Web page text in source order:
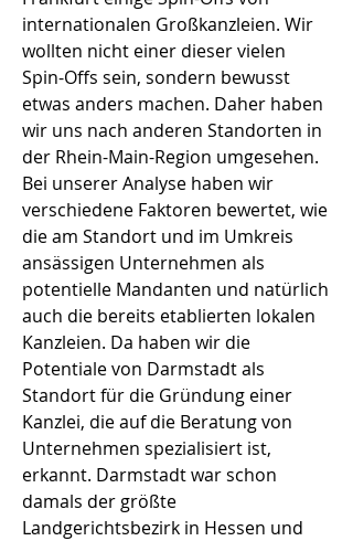
internationalen Großkanzleien. Wir
wollten nicht einer dieser vielen
Spin-Offs sein, sondern bewusst
etwas anders machen. Daher haben
wir uns nach anderen Standorten in
der Rhein-Main-Region umgesehen.
Bei unserer Analyse haben wir
verschiedene Faktoren bewertet, wie
die am Standort und im Umkreis
ansässigen Unternehmen als
potentielle Mandanten und natürlich
auch die bereits etablierten lokalen
Kanzleien. Da haben wir die
Potentiale von Darmstadt als
Standort für die Gründung einer
Kanzlei, die auf die Beratung von
Unternehmen spezialisiert ist,
erkannt. Darmstadt war schon
damals der größte
Landgerichtsbezirk in Hessen und